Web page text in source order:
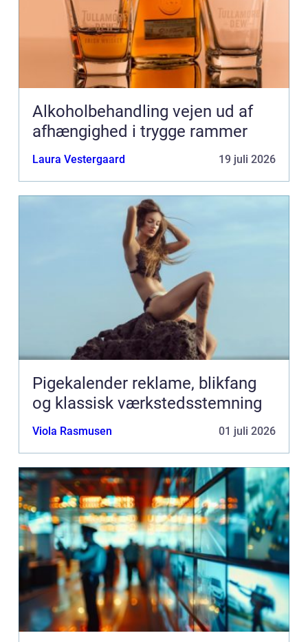
Alkoholbehandling vejen ud af
afhængighed i trygge rammer
Laura Vestergaard 19 juli 2026
Pigekalender reklame, blikfang
og klassisk værkstedsstemning
Viola Rasmusen 01 juli 2026